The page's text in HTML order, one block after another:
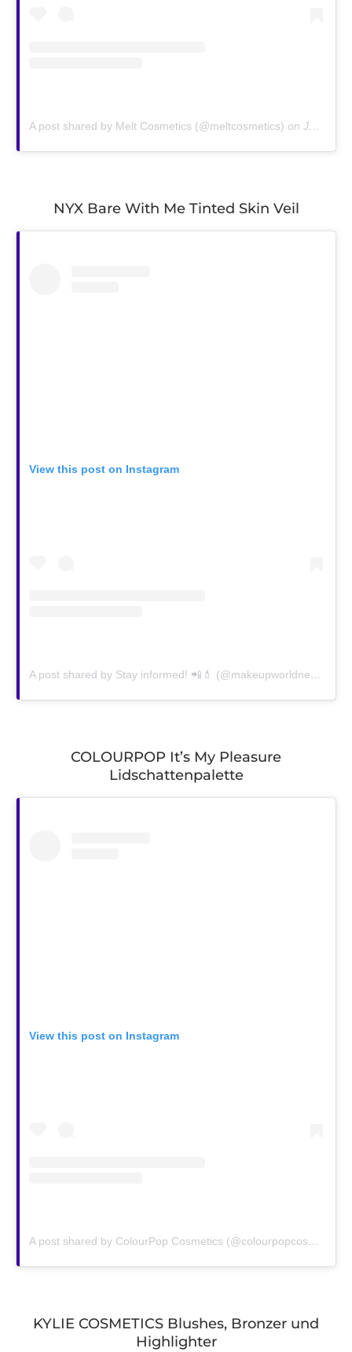
A post shared by Melt Cosmetics (@meltcosmetics) on Jan 11, 2019 at 5:28pm PST
NYX Bare With Me Tinted Skin Veil
View this post on Instagram
A post shared by Stay informed! 📲💄 (@makeupworldnews)
COLOURPOP It’s My Pleasure
Lidschattenpalette
View this post on Instagram
A post shared by ColourPop Cosmetics (@colourpopcosmetics)
KYLIE COSMETICS Blushes, Bronzer und
Highlighter